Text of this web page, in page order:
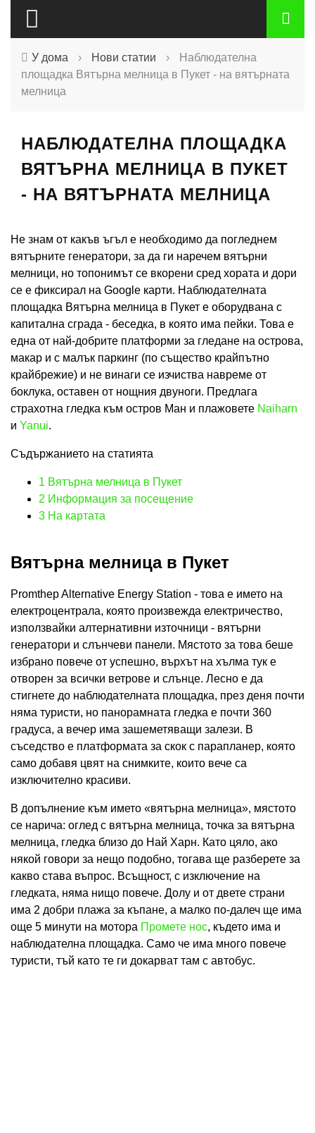
У дома › Нови статии ›
Наблюдателна
площадка Вятърна мелница в Пукет - на вятърната
мелница
НАБЛЮДАТЕЛНА ПЛОЩАДКА
ВЯТЪРНА МЕЛНИЦА В ПУКЕТ
- НА ВЯТЪРНАТА МЕЛНИЦА
Не знам от какъв ъгъл е необходимо да погледнем
вятърните генератори, за да ги наречем вятърни
мелници, но топонимът се вкорени сред хората и дори
се е фиксирал на Google карти. Наблюдателната
площадка Вятърна мелница в Пукет е оборудвана с
капитална сграда - беседка, в която има пейки. Това е
една от най-добрите платформи за гледане на острова,
макар и с малък паркинг (по същество крайпътно
крайбрежие) и не винаги се изчиства навреме от
боклука, оставен от нощния двуноги. Предлага
страхотна гледка към остров Ман и плажовете Naiharn
и Yanui.
Съдържанието на статията
1 Вятърна мелница в Пукет
2 Информация за посещение
3 На картата
Вятърна мелница в Пукет
Promthep Alternative Energy Station - това е името на
електроцентрала, която произвежда електричество,
използвайки алтернативни източници - вятърни
генератори и слънчеви панели. Мястото за това беше
избрано повече от успешно, върхът на хълма тук е
отворен за всички ветрове и слънце. Лесно е да
стигнете до наблюдателната площадка, през деня почти
няма туристи, но панорамната гледка е почти 360
градуса, а вечер има зашеметяващи залези. В
съседство е платформата за скок с парапланер, която
само добавя цвят на снимките, които вече са
изключително красиви.
В допълнение към името «вятърна мелница», мястото
се нарича: оглед с вятърна мелница, точка за вятърна
мелница, гледка близо до Най Харн. Като цяло, ако
някой говори за нещо подобно, тогава ще разберете за
какво става въпрос. Всъщност, с изключение на
гледката, няма нищо повече. Долу и от двете страни
има 2 добри плажа за къпане, а малко по-далеч ще има
още 5 минути на мотора Промете нос, където има и
наблюдателна площадка. Само че има много повече
туристи, тъй като те ги докарват там с автобус.